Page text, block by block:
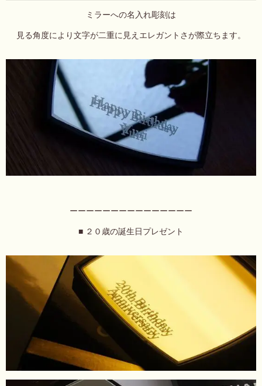
ミラーへの名入れ彫刻は
見る角度により文字が二重に見えエレガントさが際立ちます。
ーーーーーーーーーーーーーーー
■ ２０歳の誕生日プレゼント